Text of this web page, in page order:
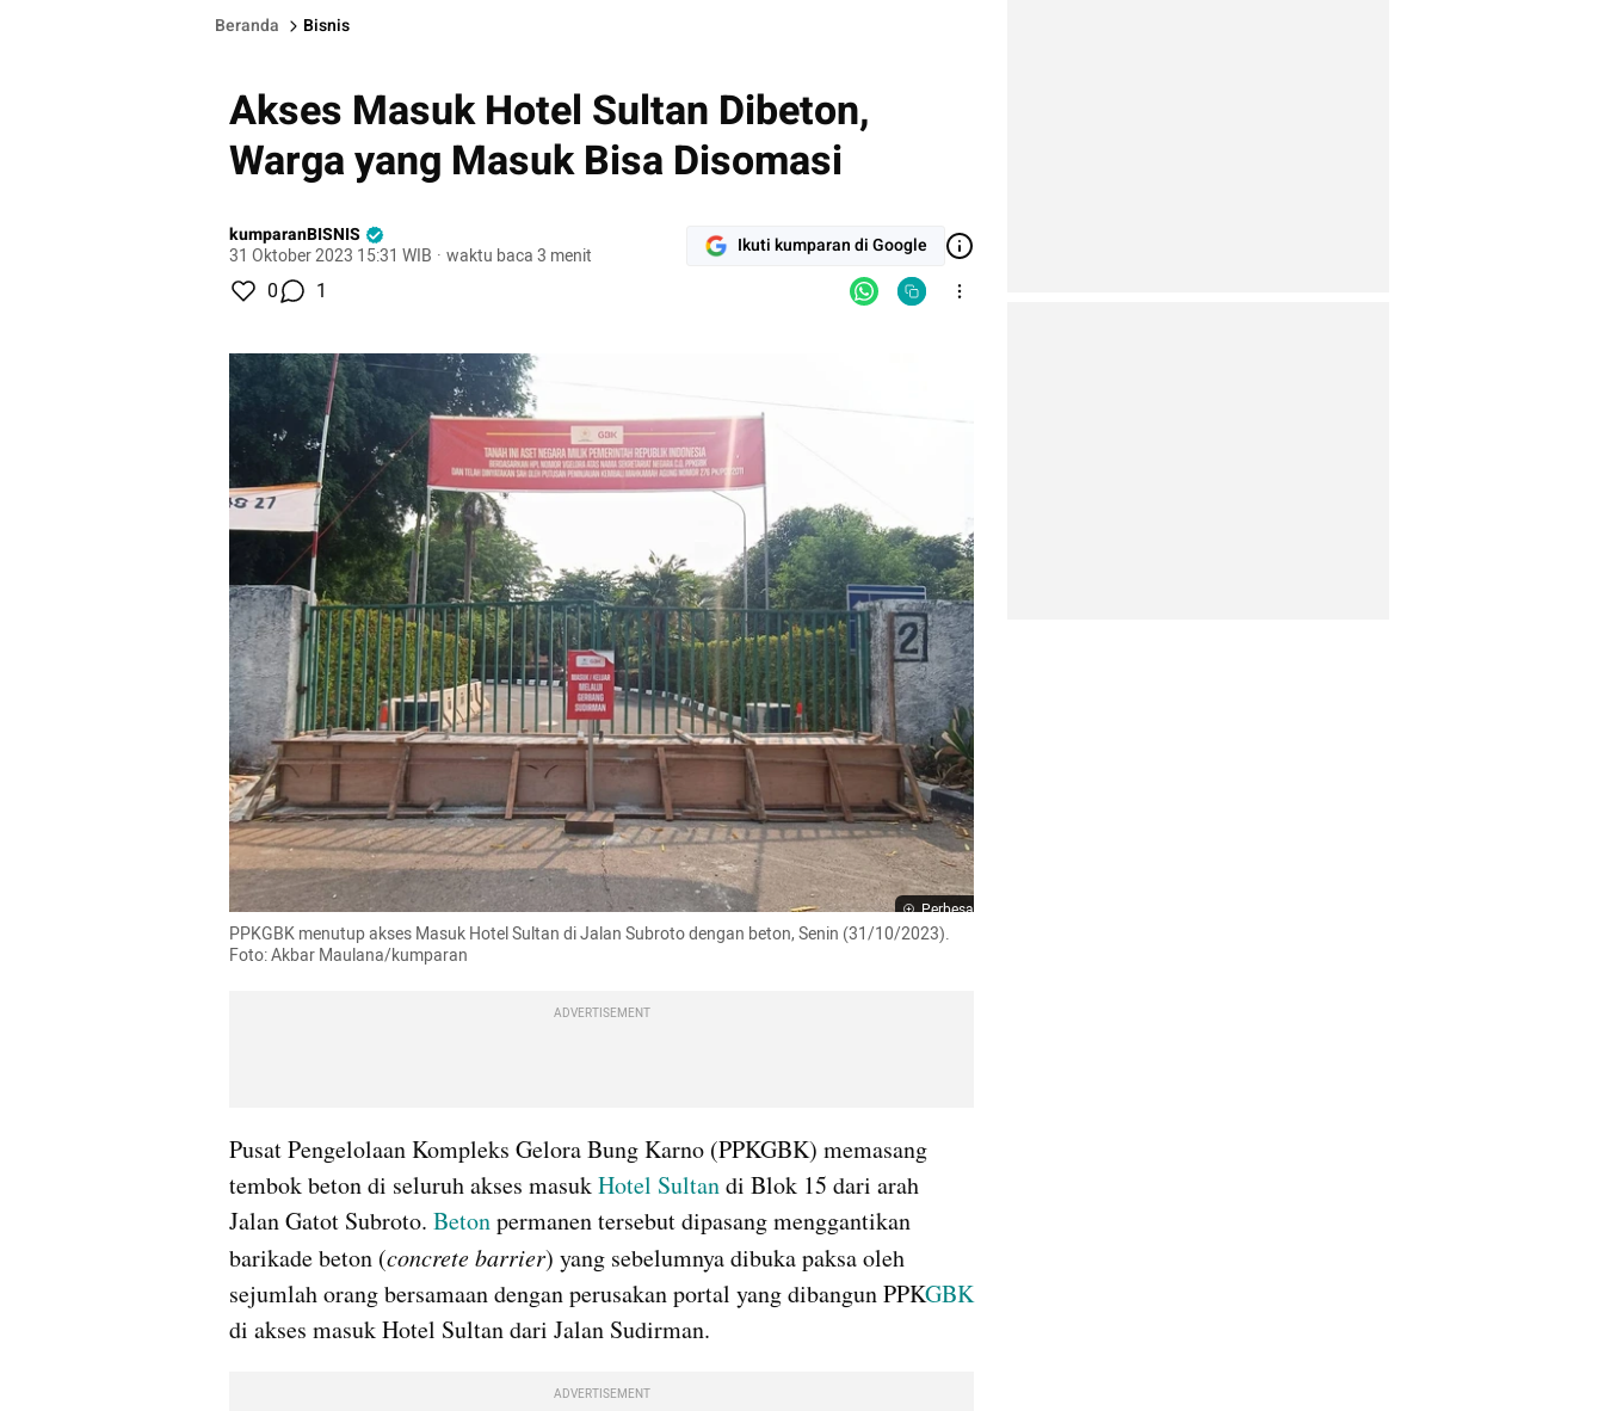
Beranda Bisnis
Akses Masuk Hotel Sultan Dibeton,
Warga yang Masuk Bisa Disomasi
kumparanBISNIS
31 Oktober 2023 15:31 WIB · waktu baca 3 menit Ikuti kumparan di Google
0 1
Perbesar
PPKGBK menutup akses Masuk Hotel Sultan di Jalan Subroto dengan beton, Senin (31/10/2023).
Foto: Akbar Maulana/kumparan
ADVERTISEMENT
Pusat Pengelolaan Kompleks Gelora Bung Karno (PPKGBK) memasang
tembok beton di seluruh akses masuk Hotel Sultan di Blok 15 dari arah
Jalan Gatot Subroto. Beton permanen tersebut dipasang menggantikan
barikade beton (concrete barrier) yang sebelumnya dibuka paksa oleh
sejumlah orang bersamaan dengan perusakan portal yang dibangun PPKGBK
di akses masuk Hotel Sultan dari Jalan Sudirman.
ADVERTISEMENT